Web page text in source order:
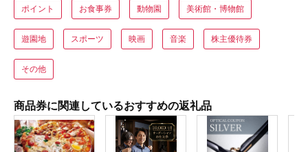
ポイント お食事券 動物園 美術館・博物館
遊園地 スポーツ 映画 音楽 株主優待券
その他
商品券に関連しているおすすめの返礼品